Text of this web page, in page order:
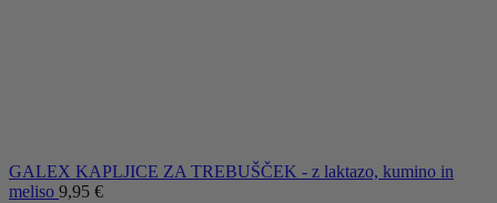
GALEX KAPLJICE ZA TREBUŠČEK - z laktazo, kumino in
meliso 9,95 €